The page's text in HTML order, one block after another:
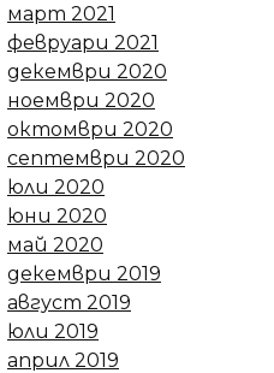
март 2021
февруари 2021
декември 2020
ноември 2020
октомври 2020
септември 2020
юли 2020
юни 2020
май 2020
декември 2019
август 2019
юли 2019
април 2019